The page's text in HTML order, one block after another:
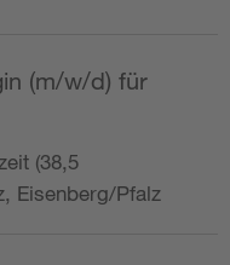
(m/w/d) für
(38,5
Eisenberg/Pfalz